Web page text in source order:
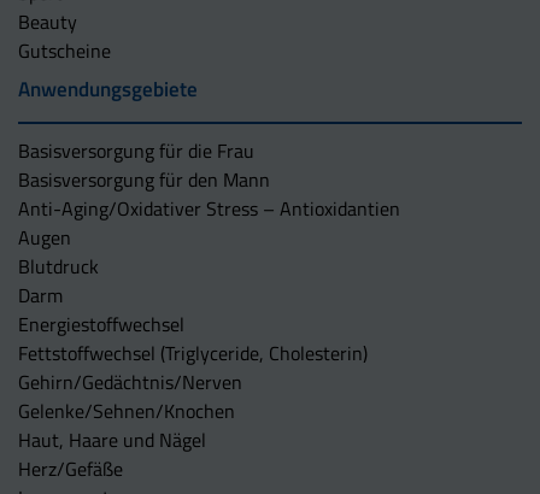
Beauty
Gutscheine
Anwendungsgebiete
Basisversorgung für die Frau
Basisversorgung für den Mann
Anti-Aging/Oxidativer Stress – Antioxidantien
Augen
Blutdruck
Darm
Energiestoffwechsel
Fettstoffwechsel (Triglyceride, Cholesterin)
Gehirn/Gedächtnis/Nerven
Gelenke/Sehnen/Knochen
Haut, Haare und Nägel
Herz/Gefäße